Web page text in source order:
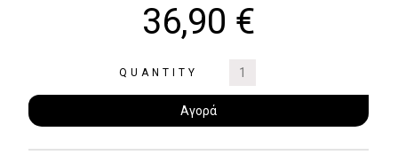
36,90 €
QUANTITY
Αγορά